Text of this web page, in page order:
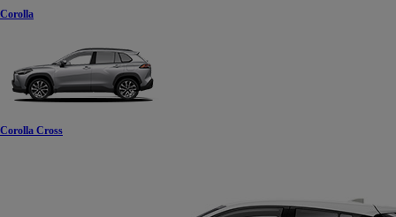
Corolla
Corolla Cross